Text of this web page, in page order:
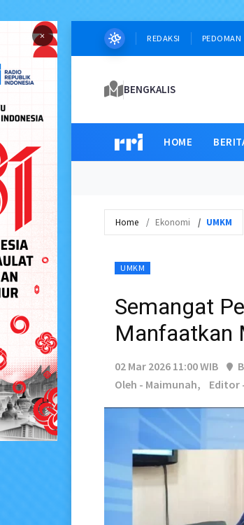
× REDAKSI PEDOMAN
BENGKALIS
HOME
Home Ekonomi UMKM
UMKM
Semangat
Manfaatkan
02 Mar 2026 11:00 WIB
Oleh - Maimunah,
Editor